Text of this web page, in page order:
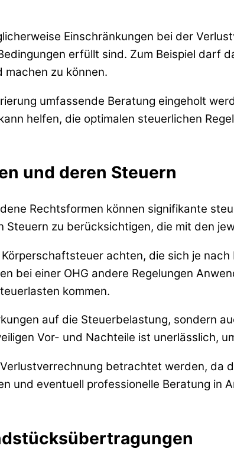
Einschränkungen bei der
erfüllt sind. Zum Beispiel darf
zu können.
umfassende Beratung eingeholt
helfen, die optimalen steuerlichen
und deren Steuern
Rechtsformen können signifikante
zu berücksichtigen, die mit den
achten, die sich je
bei einer OHG andere Regelungen
kommen.
auf die Steuerbelastung, sondern
Vor- und Nachteile ist unerlässlich,
betrachtet werden, da
und eventuell professionelle Beratung in